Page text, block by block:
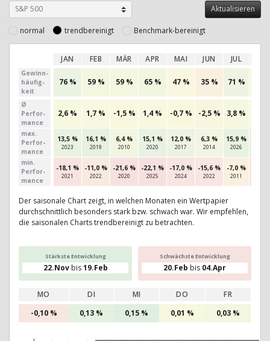
normal trendbereinigt Benchmark-bereinigt
JAN FEB MÄR APR MAI JUN JUL
Gewinn­
häufig­
keit
76 % 59 % 59 % 65 % 47 % 35 % 71 %
Ø
Perfor­
mance
2,6 % 1,7 % -1,5 % 1,4 % -0,7 % -2,5 % 3,8 %
max.
Per­for­
mance
13,5 %
2023
16,1 %
2019
6,4 %
2010
15,1 %
2020
12,0 %
2017
6,3 %
2014
15,9 %
2026
min.
Per­for­
mance
-18,1 %
2021
-11,0 %
2022
-21,6 %
2020
-22,1 %
2025
-17,0 %
2024
-15,6 %
2022
-7,0 %
2011
Der saisonale Chart zeigt, in welchen Monaten ein Wertpapier
durchschnittlich besonders stark bzw. schwach war. Wir empfehlen,
die saisonalen Charts trendbereinigt zu betrachten.
Stärkste Entwicklung
22.Novbis19.Feb
Schwächste Entwicklung
20.Feb bis 04.Apr
MO DI MI DO
FR
-0,10 %
0,13 % 0,15 % 0,01 % 0,03 %